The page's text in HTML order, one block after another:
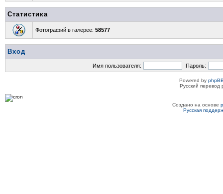
Статистика
Фотографий в галерее: 58577
Вход
Имя пользователя: Пароль:
Powered by
Русский
Создано на основе
Русская